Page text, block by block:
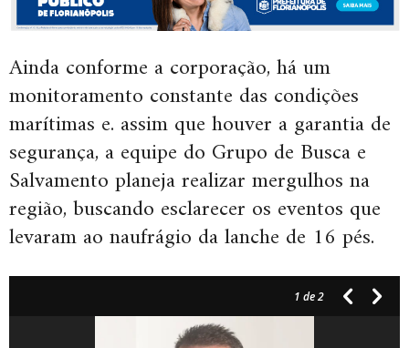
Ainda conforme a corporação, há um
monitoramento constante das condições
marítimas e. assim que houver a garantia de
segurança, a equipe do Grupo de Busca e
Salvamento planeja realizar mergulhos na
região, buscando esclarecer os eventos que
levaram ao naufrágio da lanche de 16 pés.
1 de 2